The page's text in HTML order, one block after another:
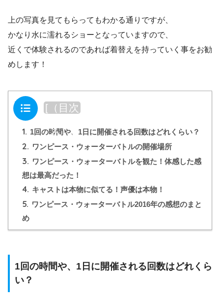
上の写真を見てもらってもわかる通りですが、
かなり水に濡れるショーとなっていますので、
近くで体験されるのであれば着替えを持っていく事をお勧
めします！
目次 [ （目次
る）]
1. 1回の時間や、1日に開催される回数はどれくらい？
2. ワンピース・ウォーターバトルの開催場所
3. ワンピース・ウォーターバトルを観た！体感した感
想は最高だった！
4. キャストは本物に似てる！声優は本物！
5. ワンピース・ウォーターバトル2016年の感想のまと
め
1回の時間や、1日に開催される回数はどれくら
い？